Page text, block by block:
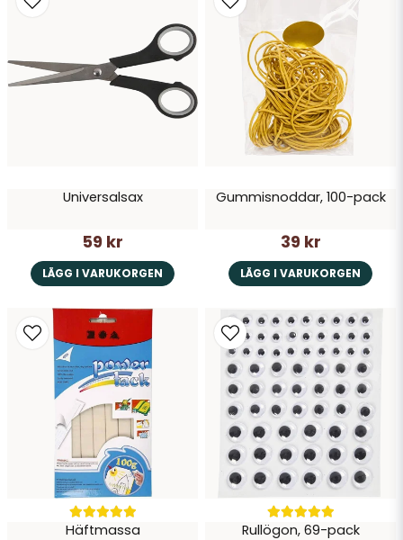
Universalsax
59 kr
LÄGG I VARUKORGEN
Gummisnoddar, 100-pack
39 kr
LÄGG I VARUKORGEN
Häftmassa Rullögon, 69-pack